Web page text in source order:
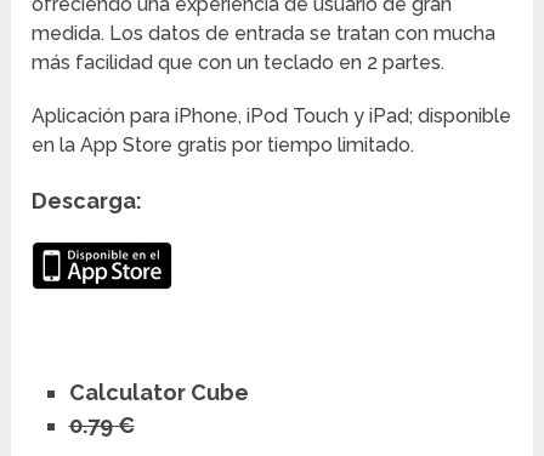
medida. Los datos de entrada se tratan con mucha
más facilidad que con un teclado en 2 partes.
Aplicación para iPhone, iPod Touch y iPad; disponible
en la App Store gratis por tiempo limitado.
Descarga:
Calculator Cube
0.79 €